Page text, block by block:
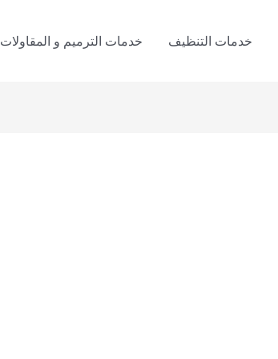
خدمات التنظيف خدمات الترميم و المقاولات